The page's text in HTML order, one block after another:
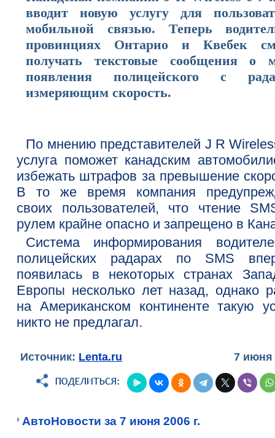
вводит новую услугу для
мобильной связью. Теперь
провинциях Онтарио и Квебек
получать текстовые сообщения о
появления полицейского с
измеряющим скорость.
По мнению представителей J R
услуга поможет канадским
избежать штрафов за превышение
В то же время компания
своих пользователей, что чтение
рулем крайне опасно и запрещено в
Система информирования
полицейских радарах по SMS
появилась в некоторых странах
Европы несколько лет назад, однако
на Американском континенте такую
никто не предлагал.
Источник: Lenta.ru 7 июня
АвтоНовости за 7 июня 2006 г.